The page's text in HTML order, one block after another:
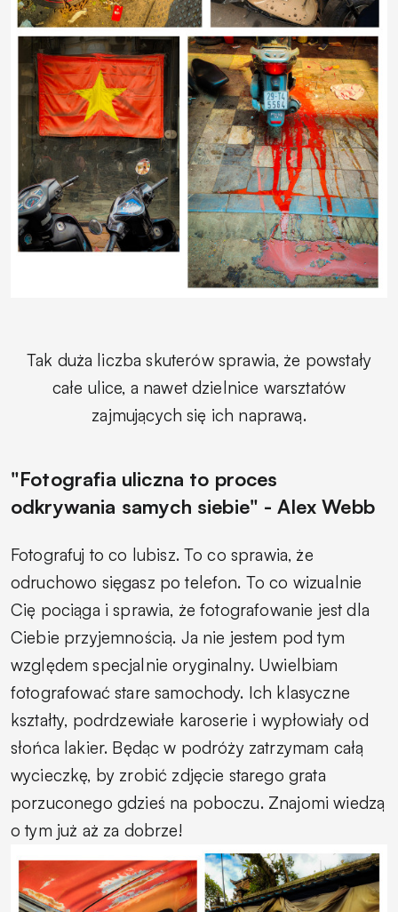
Tak duża liczba skuterów sprawia, że powstały
całe ulice, a nawet dzielnice warsztatów
zajmujących się ich naprawą.
"Fotografia uliczna to proces
odkrywania samych siebie" - Alex Webb
Fotografuj to co lubisz. To co sprawia, że
odruchowo sięgasz po telefon. To co wizualnie
Cię pociąga i sprawia, że fotografowanie jest dla
Ciebie przyjemnością. Ja nie jestem pod tym
względem specjalnie oryginalny. Uwielbiam
fotografować stare samochody. Ich klasyczne
kształty, podrdzewiałe karoserie i wypłowiały od
słońca lakier. Będąc w podróży zatrzymam całą
wycieczkę, by zrobić zdjęcie starego grata
porzuconego gdzieś na poboczu. Znajomi wiedzą
o tym już aż za dobrze!